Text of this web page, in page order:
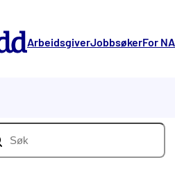
ArbeidsgiverJobbsøkerFor